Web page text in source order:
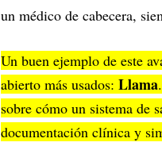
un médico de cabecera,
Un buen ejemplo de este
abierto más usados: Llama
sobre cómo un sistema de
documentación clínica y